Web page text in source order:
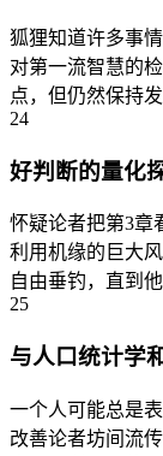
狐狸知道许多事
对第一流智慧的
点，但仍然保持
24
好判断的量化
怀疑论者把第3章
利用机缘的巨大
自由垂钓，直到
25
与人口统计学
一个人可能总是
改善论者坊间流